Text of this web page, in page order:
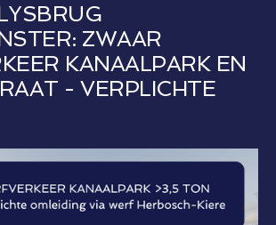
ZWAAR
KANAALPARK EN
- VERPLICHTE